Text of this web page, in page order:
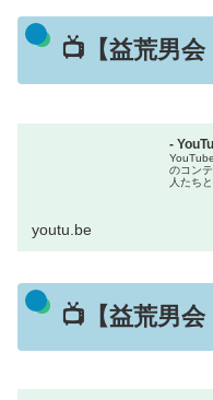
📺【益荒男
-
のコン
人たち
youtu.be
📺【益荒男